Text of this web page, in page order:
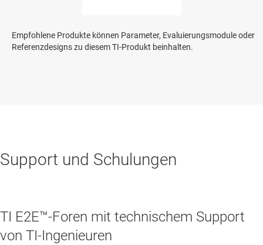
Empfohlene Produkte können Parameter, Evaluierungsmodule oder
Referenzdesigns zu diesem TI-Produkt beinhalten.
Support und Schulungen
TI E2E™-Foren mit technischem Support
von TI-Ingenieuren